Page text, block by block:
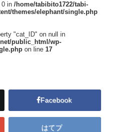
0 in /home/tabibito1722/tabi-
themes/elephant/single.php
"cat_ID" on null in
public_html/wp-
on line 17
Facebook
はてブ